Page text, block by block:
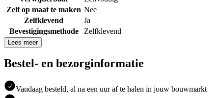
Zelf op maat te maken Nee
Zelfklevend
Ja
Bevestigingsmethode
Zelfklevend
Lees meer
Bestel- en bezorginformatie
Vandaag besteld, al na een uur af te halen in jouw bouwmarkt